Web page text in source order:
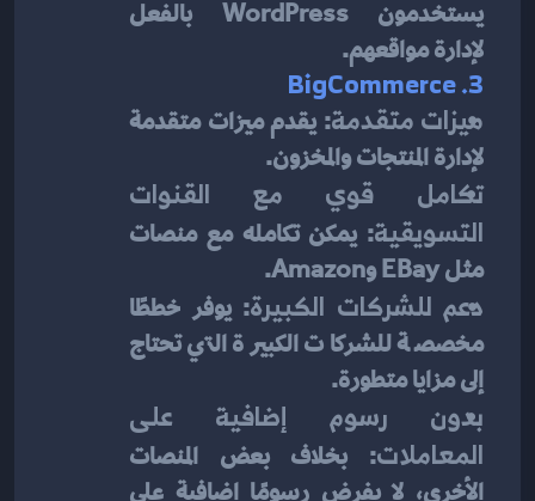
لإدارة مواقعهم.
3. BigCommerce
ميزات متقدمة : يقدم ميزات متقدمة
لإدارة المنتجات والمخزون.
التسويقية
مثل EBay وAmazon.
دعم للشركات الكبيرة
إلى مزايا متطورة.
المعاملات